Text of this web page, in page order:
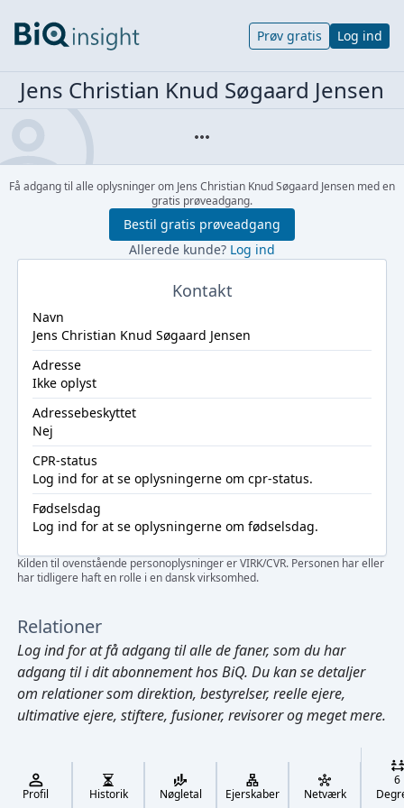
Cmd/Ctrl + K
Prøv gratis Log ind
Jens Christian Knud Søgaard Jensen
Få adgang til alle oplysninger om Jens Christian Knud Søgaard Jensen med en
gratis prøveadgang.
Bestil gratis prøveadgang
Allerede kunde? Log ind
Kontakt
Navn
Jens Christian Knud Søgaard Jensen
Adresse
Ikke oplyst
Adressebeskyttet
Nej
CPR-status
Log ind for at se oplysningerne om cpr-status.
Fødselsdag
Log ind for at se oplysningerne om fødselsdag.
Kilden til ovenstående personoplysninger er VIRK/CVR. Personen har eller
har tidligere haft en rolle i en dansk virksomhed.
Relationer
Log indfor at få adgang til alle de faner, som du har
adgang til i dit abonnement hos BiQ. Du kan se detaljer
om relationer som direktion, bestyrelser, reelle ejere,
ultimative ejere, stiftere, fusioner, revisorer og meget mere.
Profil Historik Nøgletal Ejerskaber Netværk
6